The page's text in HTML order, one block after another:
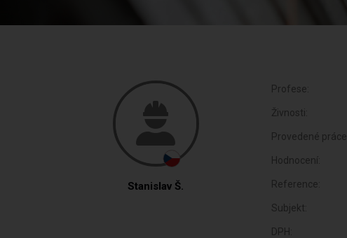
Stanislav Š.
Profese:
Živnosti:
Provedené práce:
Hodnocení:
Reference:
Subjekt:
DPH: